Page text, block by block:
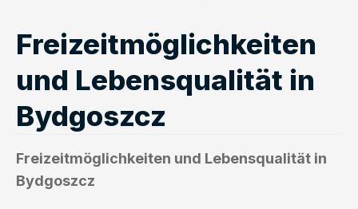
Freizeitmöglichkeiten
und Lebensqualität in
Bydgoszcz
Freizeitmöglichkeiten und Lebensqualität in
Bydgoszcz